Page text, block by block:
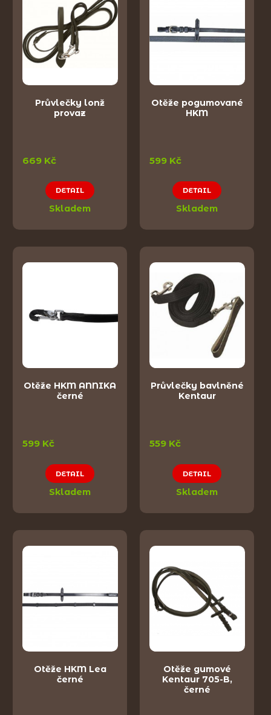
Průvlečky lonž
provaz
669 Kč
DETAIL
Skladem
Otěže pogumované
HKM
599 Kč
DETAIL
Skladem
Otěže HKM ANNIKA
černé
599 Kč
DETAIL
Skladem
Průvlečky bavlněné
Kentaur
559 Kč
DETAIL
Skladem
Otěže HKM Lea
černé
Otěže gumové
Kentaur 705-B,
černé